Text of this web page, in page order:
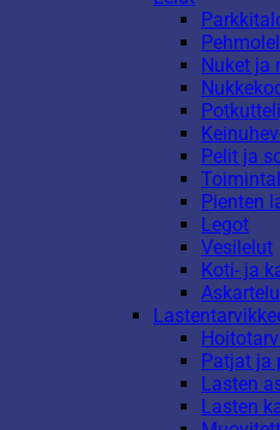
Nuket ja
Pelit ja
Pienten
Legot
Vesilelut
Koti- ja
Askartelu
Patjat ja
Lasten
Lasten